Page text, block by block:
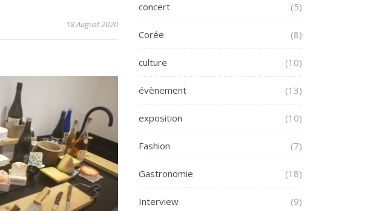
18 August 2020
concert (5)
Corée (8)
culture (10)
évènement (13)
exposition (10)
Fashion (7)
Gastronomie (18)
Interview (9)